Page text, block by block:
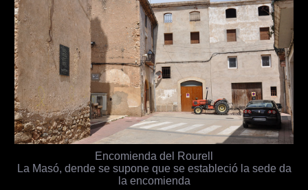
Encomienda del Rourell
La Masó, dende se supone que se estableció la sede da
la encomienda